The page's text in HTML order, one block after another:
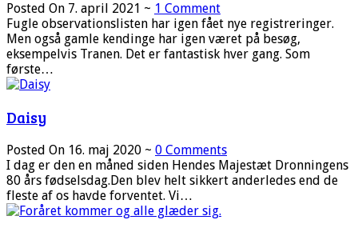
Posted On 7. april 2021 ~ 1 Comment
Fugle observationslisten har igen fået nye registreringer.
Men også gamle kendinge har igen været på besøg,
eksempelvis Tranen. Det er fantastisk hver gang. Som
første…
Daisy
Posted On 16. maj 2020 ~ 0 Comments
I dag er den en måned siden Hendes Majestæt Dronningens
80 års fødselsdag.Den blev helt sikkert anderledes end de
fleste af os havde forventet. Vi…